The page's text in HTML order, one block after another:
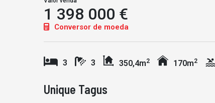
1 398 000 €
Conversor de moeda
3 3 350,4m2 170m2
Unique Tagus